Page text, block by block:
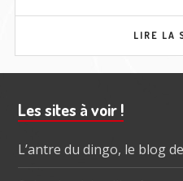
LIRE LA
Barre
subsidiaire
Les sites à voir !
L’antre du dingo, le blog